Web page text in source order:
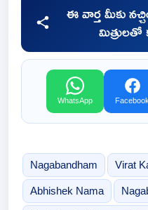
ఈ వార్త మీకు
WhatsApp
Nagabandham Virat
Abhishek Nama